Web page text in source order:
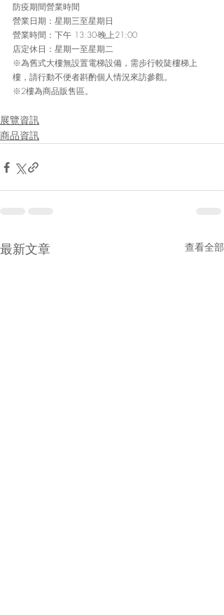
防疫期間營業時間
營業日期：星期三至星期日
營業時間：下午 13:30-晚上21:00
店定休日：星期一至星期二
※為舊式大樓無設置電梯設備，需步行較陡樓梯上
樓，請行動不便者斟酌個人情況來訪參觀。
※2樓為商品販售區。
展覽資訊
商品資訊
最新文章 查看全部